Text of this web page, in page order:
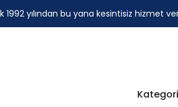
1992 yılından bu yana kesintisiz hizmet